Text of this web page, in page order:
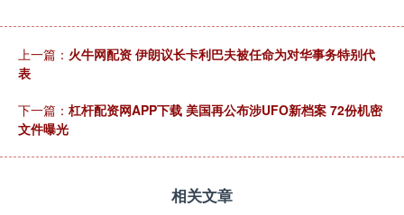
上一篇： 火牛网配资 伊朗议长卡利巴夫被任命为对华事务特别代
表
下一篇： 杠杆配资网APP下载 美国再公布涉UFO新档案 72份机密
文件曝光
相关文章